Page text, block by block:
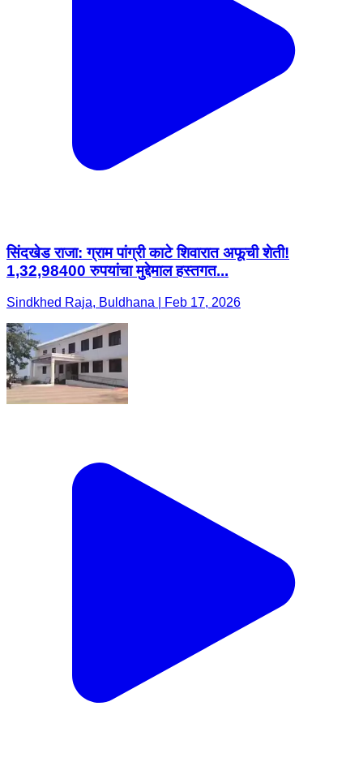
सिंदखेड राजा: ग्राम पांग्री काटे शिवारात अफूची शेती!
1,32,98400 रुपयांचा मुद्देमाल हस्तगत...
Sindkhed Raja, Buldhana | Feb 17, 2026